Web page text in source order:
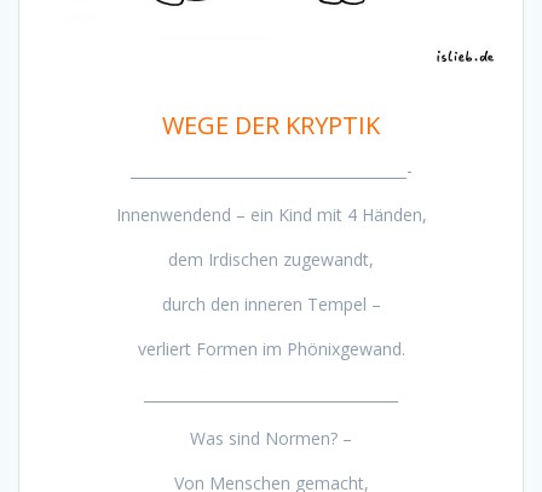
WEGE DER KRYPTIK
______________________________________-
Innenwendend – ein Kind mit 4 Händen,
dem Irdischen zugewandt,
durch den inneren Tempel –
verliert Formen im Phönixgewand.
Was sind Normen? –
Von Menschen gemacht,